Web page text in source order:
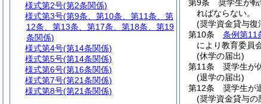
第9条
奨学生が
ればならない。
(奨学資金貸与復
第10条
条例第11
により教育委員
(休学の届出)
第11条
奨学生が
(退学の届出)
第12条
奨学生が
(奨学資金貸与の
様式第2号(第2条関係)
様式第3号(第9条、第10条、第11条、第
12条、第13条、第17条、第18条、第19
条関係)
様式第4号(第14条関係)
様式第5号(第14条関係)
様式第6号(第16条関係)
様式第7号(第21条関係)
様式第8号(第21条関係)